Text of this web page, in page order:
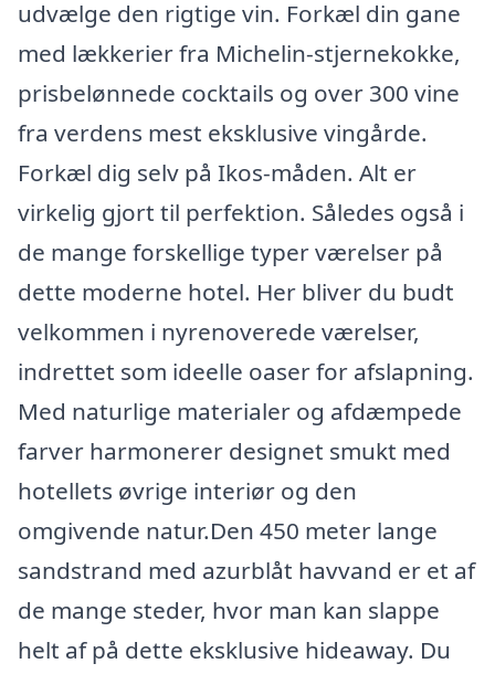
udvælge den rigtige vin. Forkæl din gane
med lækkerier fra Michelin-stjernekokke,
prisbelønnede cocktails og over 300 vine
fra verdens mest eksklusive vingårde.
Forkæl dig selv på Ikos-måden. Alt er
virkelig gjort til perfektion. Således også i
de mange forskellige typer værelser på
dette moderne hotel. Her bliver du budt
velkommen i nyrenoverede værelser,
indrettet som ideelle oaser for afslapning.
Med naturlige materialer og afdæmpede
farver harmonerer designet smukt med
hotellets øvrige interiør og den
omgivende natur.Den 450 meter lange
sandstrand med azurblåt havvand er et af
de mange steder, hvor man kan slappe
helt af på dette eksklusive hideaway. Du